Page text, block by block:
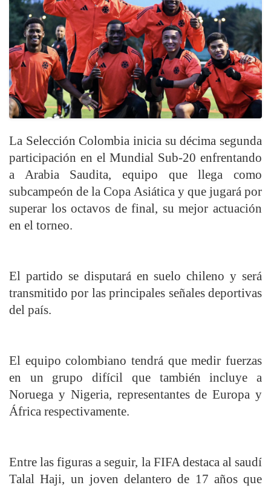
La Selección Colombia inicia su décima segunda
participación en el Mundial Sub-20 enfrentando
a Arabia Saudita, equipo que llega como
subcampeón de la Copa Asiática y que jugará por
superar los octavos de final, su mejor actuación
en el torneo.
El partido se disputará en suelo chileno y será
transmitido por las principales señales deportivas
del país.
El equipo colombiano tendrá que medir fuerzas
en un grupo difícil que también incluye a
Noruega y Nigeria, representantes de Europa y
África respectivamente.
Entre las figuras a seguir, la FIFA destaca al saudí
Talal Haji, un joven delantero de 17 años que